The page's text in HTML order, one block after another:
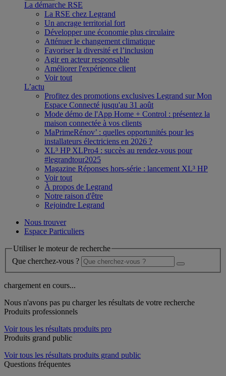
La démarche RSE
La RSE chez Legrand
Un ancrage territorial fort
Développer une économie plus circulaire
Atténuer le changement climatique
Favoriser la diversité et l’inclusion
Agir en acteur responsable
Améliorer l'expérience client
Voir tout
L’actu
Profitez des promotions exclusives Legrand sur Mon
Espace Connecté jusqu'au 31 août
Mode démo de l'App Home + Control : présentez la
maison connectée à vos clients
MaPrimeRénov’ : quelles opportunités pour les
installateurs électriciens en 2026 ?
XL³ HP XLPro4 : succès au rendez-vous pour
#legrandtour2025
Magazine Réponses hors-série : lancement XL³ HP
Voir tout
À propos de Legrand
Notre raison d'être
Rejoindre Legrand
Nous trouver
Espace Particuliers
Utiliser le moteur de recherche
Que cherchez-vous ?
chargement en cours...
Nous n'avons pas pu charger les résultats de votre recherche
Produits professionnels
Voir tous les résultats produits pro
Produits grand public
Voir tous les résultats produits grand public
Questions fréquentes